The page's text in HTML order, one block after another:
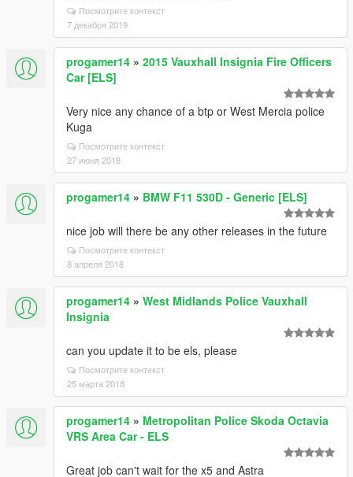
Посмотрите контекст
7 декабря 2019
progamer14 » 2015 Vauxhall Insignia Fire Officers
Car [ELS]
Very nice any chance of a btp or West Mercia police
Kuga
Посмотрите контекст
27 июня 2018
progamer14 » BMW F11 530D - Generic [ELS]
nice job will there be any other releases in the future
Посмотрите контекст
8 апреля 2018
progamer14 » West Midlands Police Vauxhall
Insignia
can you update it to be els, please
Посмотрите контекст
25 марта 2018
progamer14 » Metropolitan Police Skoda Octavia
VRS Area Car - ELS
Great job can't wait for the x5 and Astra